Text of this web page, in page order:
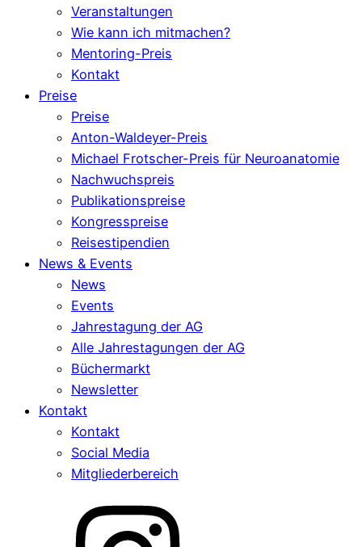
Veranstaltungen
Wie kann ich mitmachen?
Mentoring-Preis
Kontakt
Preise
Preise
Anton-Waldeyer-Preis
Michael Frotscher-Preis für Neuroanatomie
Nachwuchspreis
Publikationspreise
Kongresspreise
Reisestipendien
News & Events
News
Events
Jahrestagung der AG
Alle Jahrestagungen der AG
Büchermarkt
Newsletter
Kontakt
Kontakt
Social Media
Mitgliederbereich